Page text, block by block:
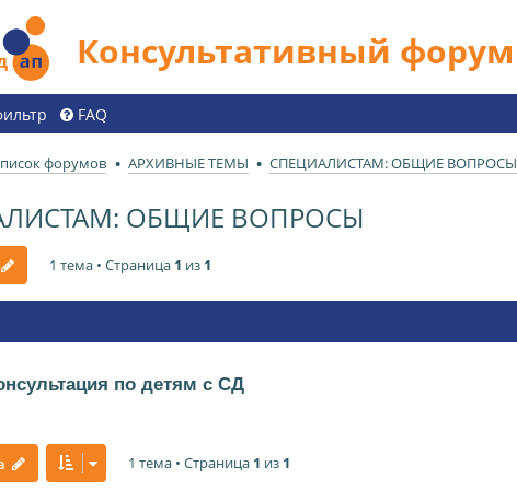
Консультативный форум
FAQ
форумов АРХИВНЫЕ ТЕМЫ СПЕЦИАЛИСТАМ: ОБЩИЕ ВОПРОСЫ
ОБЩИЕ ВОПРОСЫ
1 тема • Страница 1 из 1
по детям с СД
1 тема • Страница 1 из 1